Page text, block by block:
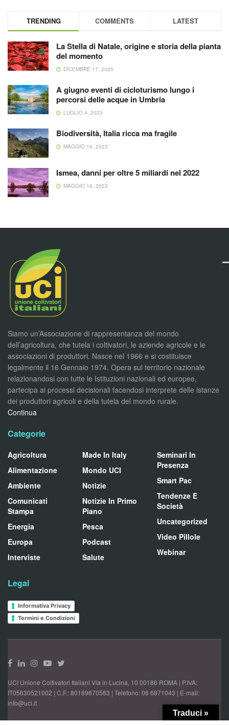
TRENDING COMMENTS LATEST
La Stella di Natale, origine e storia della pianta
del momento
DICEMBRE 17, 2025
A giugno eventi di cicloturismo lungo i
percorsi delle acque in Umbria
LUGLIO 4, 2023
Biodiversità, Italia ricca ma fragile
MAGGIO 16, 2023
Ismea, danni per oltre 5 miliardi nel 2022
MAGGIO 16, 2023
Siamo un’Associazione di rappresentanza del mondo
dell’agricoltura, che tutela i coltivatori, le aziende agricole e le
associazioni di produttori. Nasce nel 1966 e si costituisce
legalmente il 16 Gennaio 1974. Opera sul territorio nazionale
relazionandosi con tutte le Istituzioni nazionali ed europee,
partecipa ai processi decisionali facendosi interprete delle istanze
dei produttori agricoli e della tutela del mondo rurale.
Continua
Categorie
Agricoltura
Alimentazione
Ambiente
Comunicati
Stampa
Energia
Europa
Interviste
Made In Italy
Mondo UCI
Notizie
Notizie In Primo
Piano
Pesca
Podcast
Salute
Seminari In
Presenza
Smart Pac
Tendenze E
Società
Uncategorized
Video Pillole
Webinar
Legal
Informativa Privacy
Termini e Condizioni
UCI Unione Coltivatori Italiani Via in Lucina, 10 00186 ROMA | P.IVA:
IT05630521002 | C.F.: 80189670583 | Telefono: 06 6871043 | E-mail:
info@uci.it
Traduci »